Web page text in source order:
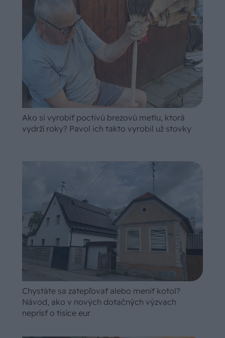
Ako si vyrobiť poctivú brezovú metlu, ktorá
vydrží roky? Pavol ich takto vyrobil už stovky
Chystáte sa zatepľovať alebo meniť kotol?
Návod, ako v nových dotačných výzvach
neprísť o tisíce eur